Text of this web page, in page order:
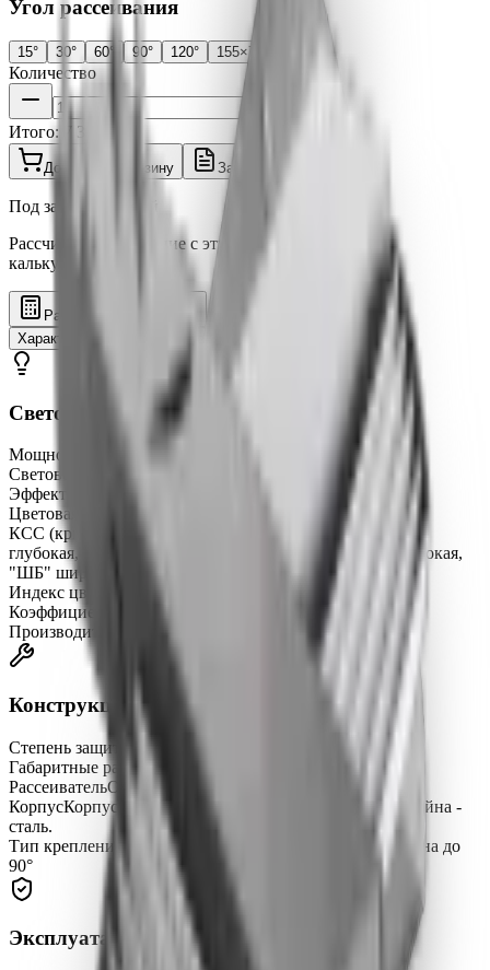
Угол рассеивания
15° 30° 60° 90° 120° 155×70°
Количество
Итого: 7 397 ₽
Добавить в корзину Запросить счёт
Под заказ ~3-5 дней
Рассчитайте освещение с этим светильником в 3D
калькуляторе
Рассчитать освещение
Характеристики
Описание Отзывы
Светотехнические характеристики
Мощность
Световой поток
Эффективность
Цветовая температура
КСС (кривая силы света)
«К» концентрированная, «Г»
глубокая, «Д» косинусная, «Л» полуширокая, «Ш» широкая,
"ШБ" широкая боковая
Индекс цветопередачи (CRI)
Коэффициент пульсации (Кп)
Производитель светодиодов
Конструкция
Степень защиты
IP67
Габаритные размеры
РассеивательОптическая линза
КорпусКорпус радиатора - алюминий. Корпус кронштейна -
сталь.
Тип крепления консольный, с регулировкой угла наклона до
90°
Эксплуатация и надёжность